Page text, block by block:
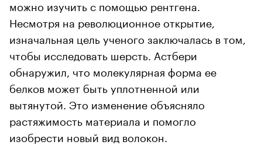
можно изучить с помощью рентгена.
Несмотря на революционное открытие,
изначальная цель ученого заключалась в том,
чтобы исследовать шерсть. Астбери
обнаружил, что молекулярная форма ее
белков может быть уплотненной или
вытянутой. Это изменение объясняло
растяжимость материала и помогло
изобрести новый вид волокон.